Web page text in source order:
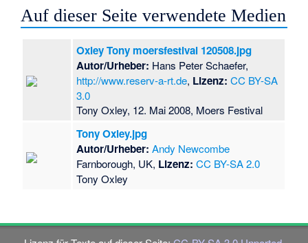
Auf dieser Seite verwendete Medien
Oxley Tony moersfestival 120508.jpg
Autor/Urheber: Hans Peter Schaefer,
http://www.reserv-a-rt.de, Lizenz: CC BY-SA
3.0
Tony Oxley, 12. Mai 2008, Moers Festival
Tony Oxley.jpg
Autor/Urheber: Andy Newcombe
Farnborough, UK, Lizenz: CC BY-SA 2.0
Tony Oxley